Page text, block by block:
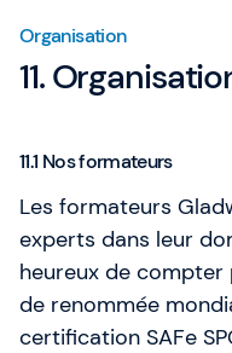
Organisation
11.
11.1 Nos formateurs
Les formateurs
experts dans leur
heureux de compter
de renommée
certification SAFe